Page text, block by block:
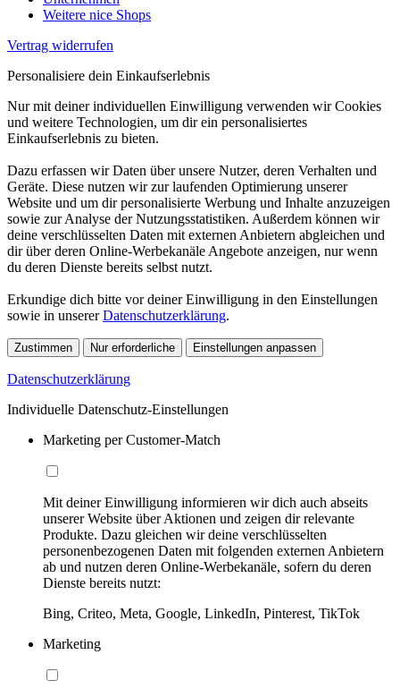
Weitere nice Shops
Vertrag widerrufen
Personalisiere dein Einkaufserlebnis
Nur mit deiner individuellen Einwilligung verwenden wir Cookies
und weitere Technologien, um dir ein personalisiertes
Einkaufserlebnis zu bieten.
Dazu erfassen wir Daten über unsere Nutzer, deren Verhalten und
Geräte. Diese nutzen wir zur laufenden Optimierung unserer
Website und um dir personalisierte Werbung und Inhalte anzuzeigen
sowie zur Analyse der Nutzungsstatistiken. Außerdem können wir
deine verschlüsselten Daten mit externen Anbietern abgleichen und
dir über deren Online-Werbekanäle Angebote anzeigen, nur wenn
du deren Dienste bereits selbst nutzt.
Erkundige dich bitte vor deiner Einwilligung in den Einstellungen
sowie in unsererDatenschutzerklärung.
Zustimmen Nur erforderliche Einstellungen anpassen
Datenschutzerklärung
Individuelle Datenschutz-Einstellungen
Marketing per Customer-Match
Mit deiner Einwilligung informieren wir dich auch abseits
unserer Website über Aktionen und zeigen dir relevante
Produkte. Dazu gleichen wir deine verschlüsselten
personenbezogenen Daten mit folgenden externen Anbietern
ab und nutzen deren Online-Werbekanäle, sofern du deren
Dienste bereits nutzt:
Bing, Criteo, Meta, Google, LinkedIn, Pinterest, TikTok
Marketing